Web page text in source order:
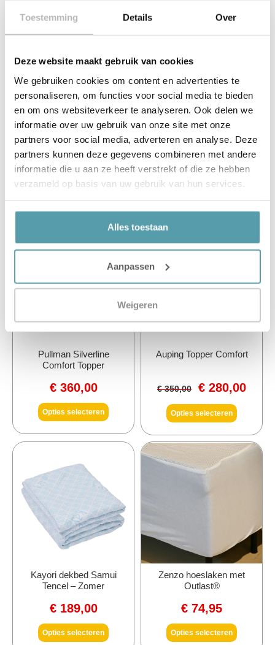
Toestemming Details Over
Deze website maakt gebruik van cookies
We gebruiken cookies om content en advertenties te
personaliseren, om functies voor social media te bieden
en om ons websiteverkeer te analyseren. Ook delen we
informatie over uw gebruik van onze site met onze
partners voor social media, adverteren en analyse. Deze
partners kunnen deze gegevens combineren met andere
informatie die u aan ze heeft verstrekt of die ze hebben
verzameld op basis van uw gebruik van hun services.
Alles toestaan
Aanpassen
Weigeren
Eenvoudig online te bestellen of kom langs voor
deskundig advies
Korte productbeschrijving
Product details
Gerelateerde producten
Pullman Silverline
Comfort Topper
€360,00
Opties selecteren
Auping Topper Comfort
€350,00 € 280,00
Opties selecteren
Kayori dekbed Samui
Tencel – Zomer
€189,00
Opties selecteren
Zenzo hoeslaken met
Outlast®
€ 74,95
Opties selecteren